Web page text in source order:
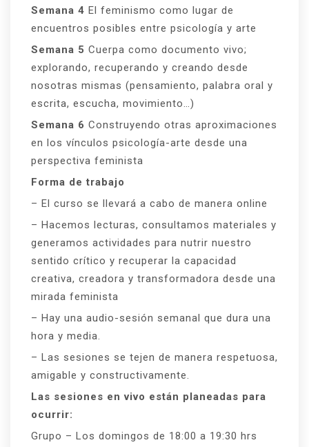
Semana 4 El feminismo como lugar de
encuentros posibles entre psicología y arte
Semana 5 Cuerpa como documento vivo;
explorando, recuperando y creando desde
nosotras mismas (pensamiento, palabra oral y
escrita, escucha, movimiento…)
Semana 6 Construyendo otras aproximaciones
en los vínculos psicología-arte desde una
perspectiva feminista
Forma de trabajo
– El curso se llevará a cabo de manera online
– Hacemos lecturas, consultamos materiales y
generamos actividades para nutrir nuestro
sentido crítico y recuperar la capacidad
creativa, creadora y transformadora desde una
mirada feminista
– Hay una audio-sesión semanal que dura una
hora y media.
– Las sesiones se tejen de manera respetuosa,
amigable y constructivamente.
Las sesiones en vivo están planeadas para
ocurrir:
Grupo – Los domingos de 18:00 a 19:30 hrs